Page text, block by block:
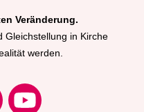
Veränderung.
Gleichstellung in Kirche
werden.